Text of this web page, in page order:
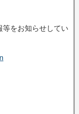
をお知らせしてい